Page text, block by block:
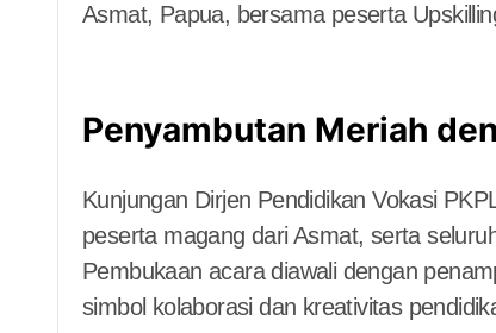
Asmat, Papua, bersama peserta
Penyambutan Meriah
Kunjungan Dirjen Pendidikan Vokasi
peserta magang dari Asmat, serta
Pembukaan acara diawali dengan
simbol kolaborasi dan kreativitas